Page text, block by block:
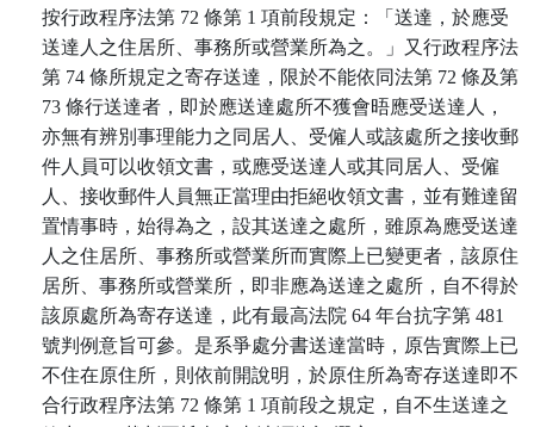
按行政程序法第 72 條第 1 項前段規定：「送達，於應受
送達人之住居所、事務所或營業所為之。」又行政程序法
第 74 條所規定之寄存送達，限於不能依同法第 72 條及第
73 條行送達者，即於應送達處所不獲會晤應受送達人，
亦無有辨別事理能力之同居人、受僱人或該處所之接收郵
件人員可以收領文書，或應受送達人或其同居人、受僱
人、接收郵件人員無正當理由拒絕收領文書，並有難達留
置情事時，始得為之，設其送達之處所，雖原為應受送達
人之住居所、事務所或營業所而實際上已變更者，該原住
居所、事務所或營業所，即非應為送達之處所，自不得於
該原處所為寄存送達，此有最高法院 64 年台抗字第 481
號判例意旨可參。是系爭處分書送達當時，原告實際上已
不住在原住所，則依前開說明，於原住所為寄存送達即不
合行政程序法第 72 條第 1 項前段之規定，自不生送達之